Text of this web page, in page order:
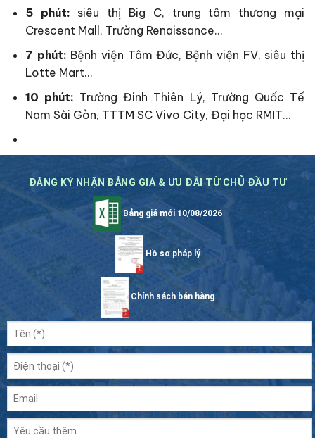
5 phút: siêu thị Big C, trung tâm thương mại
Crescent Mall, Trường Renaissance…
7 phút: Bệnh viện Tâm Đức, Bệnh viện FV, siêu thị
Lotte Mart…
10 phút: Trường Đinh Thiên Lý, Trường Quốc Tế
Nam Sài Gòn, TTTM SC Vivo City, Đại học RMIT…
ĐĂNG KÝ NHẬN BẢNG GIÁ & ƯU ĐÃI TỪ CHỦ ĐẦU TƯ
Bảng giá mới 10/08/2026
Hồ sơ pháp lý
Chính sách bán hàng